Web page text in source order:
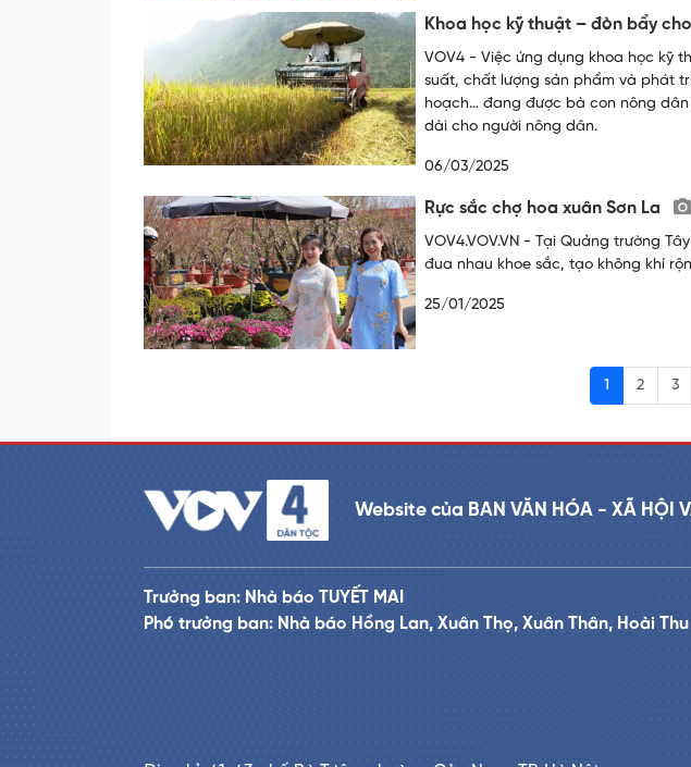
Khoa học kỹ thuật – đòn bẩy
VOV4 - Việc ứng dụng khoa học kỹ
suất, chất lượng sản phẩm và phát
hoạch… đang được bà con nông
dài cho người nông dân.
06/03/2025
Rực sắc chợ hoa xuân Sơn La
VOV4.VOV.VN - Tại Quảng trường
đua nhau khoe sắc, tạo không khí
25/01/2025
1 2 3
Website của BAN VĂN HÓA - XÃ HỘI
Trưởng ban: Nhà báo TUYẾT MAI
Phó trưởng ban: Nhà báo Hồng Lan, Xuân Thọ, Xuân Thân, Hoài Thu